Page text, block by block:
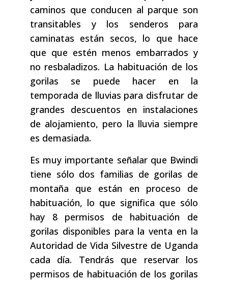
caminos que conducen al parque son
transitables y los senderos para
caminatas están secos, lo que hace
que que estén menos embarrados y
no resbaladizos. La habituación de los
gorilas se puede hacer en la
temporada de lluvias para disfrutar de
grandes descuentos en instalaciones
de alojamiento, pero la lluvia siempre
es demasiada.
Es muy importante señalar que Bwindi
tiene sólo dos familias de gorilas de
montaña que están en proceso de
habituación, lo que significa que sólo
hay 8 permisos de habituación de
gorilas disponibles para la venta en la
Autoridad de Vida Silvestre de Uganda
cada día. Tendrás que reservar los
permisos de habituación de los gorilas